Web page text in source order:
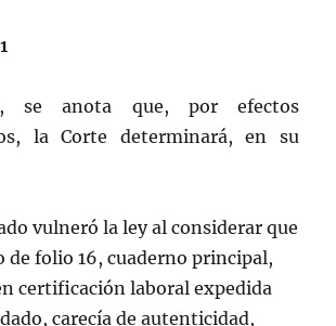
se anota que, por efectos
la Corte determinará, en su
vulneró la ley al considerar que
de folio 16, cuaderno principal,
certificación laboral expedida
carecía de autenticidad,